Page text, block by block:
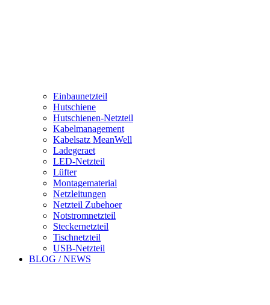
Einbaunetzteil
Hutschiene
Hutschienen-Netzteil
Kabelmanagement
Kabelsatz MeanWell
Ladegeraet
LED-Netzteil
Lüfter
Montagematerial
Netzleitungen
Netzteil Zubehoer
Notstromnetzteil
Steckernetzteil
Tischnetzteil
USB-Netzteil
BLOG / NEWS